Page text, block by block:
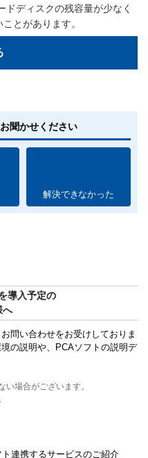
ディスクの残容量が少なく
とがあります。
聞かせください
解決できなかった
導入予定の
へ
問い合わせをお受けしておりま
の説明や、PCAソフトの説明デ
場合がございます。
連携するサービスのご紹介